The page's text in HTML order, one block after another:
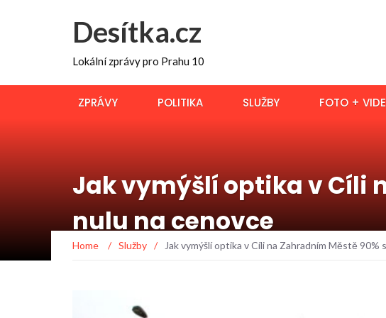
Desítka.cz
Lokální zprávy pro Prahu 10
ZPRÁVY POLITIKA SLUŽBY FOTO +
Jak vymýšlí optika v Cíli
nulu na cenovce
Home / Služby / Jak vymýšlí optika v Cíli na Zahradním Městě 90%